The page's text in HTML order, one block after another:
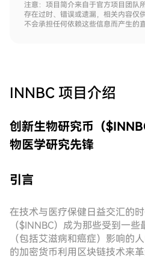
注意：项目简介来自于官方项目团队
存在过时、错误或遗漏，相关内容仅
不会承担任何依赖这些信息而产生的
INNBC 项目介绍
创新生物研究币（
物医学研究先锋
引言
在技术与医疗保健日益交汇的
（$INNBC）成为那些受到一
（包括艾滋病和癌症）影响的
的加密货币利用区块链技术来